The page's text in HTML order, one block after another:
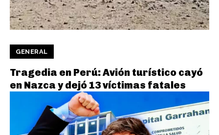
GENERAL
Tragedia en Perú: Avión turístico cayó
en Nazca y dejó 13 víctimas fatales